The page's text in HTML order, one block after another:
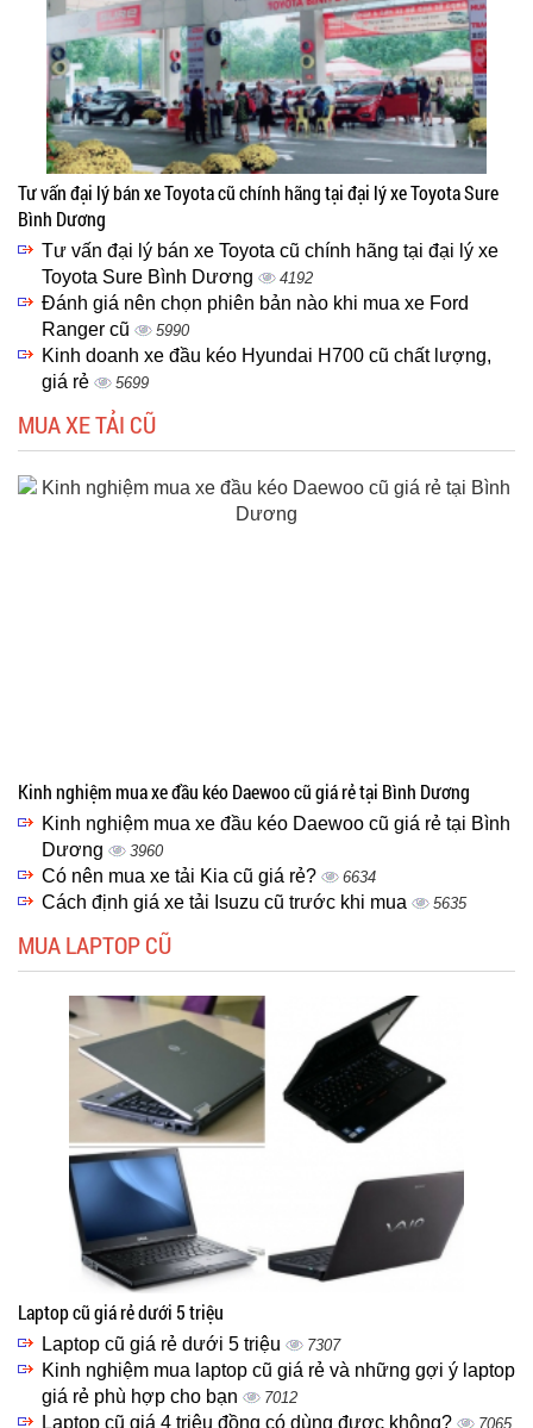
Tư vấn đại lý bán xe Toyota cũ chính hãng tại đại lý xe Toyota Sure
Bình Dương
Tư vấn đại lý bán xe Toyota cũ chính hãng tại đại lý xe
Toyota Sure Bình Dương
4192
Đánh giá nên chọn phiên bản nào khi mua xe Ford
Ranger cũ
5990
Kinh doanh xe đầu kéo Hyundai H700 cũ chất lượng,
giá rẻ
5699
MUA XE TẢI CŨ
Kinh nghiệm mua xe đầu kéo Daewoo cũ giá rẻ tại Bình Dương
Kinh nghiệm mua xe đầu kéo Daewoo cũ giá rẻ tại Bình
Dương
3960
Có nên mua xe tải Kia cũ giá rẻ? 6634
Cách định giá xe tải Isuzu cũ trước khi mua 5635
MUA LAPTOP CŨ
Laptop cũ giá rẻ dưới 5 triệu
Laptop cũ giá rẻ dưới 5 triệu 7307
Kinh nghiệm mua laptop cũ giá rẻ và những gợi ý laptop
giá rẻ phù hợp cho bạn
7012
Laptop cũ giá 4 triệu đồng có dùng được không? 7065